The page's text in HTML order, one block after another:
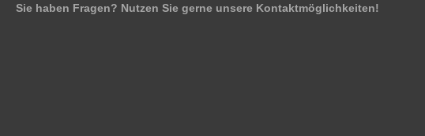
Sie haben Fragen? Nutzen Sie gerne unsere Kontaktmöglichkeiten!